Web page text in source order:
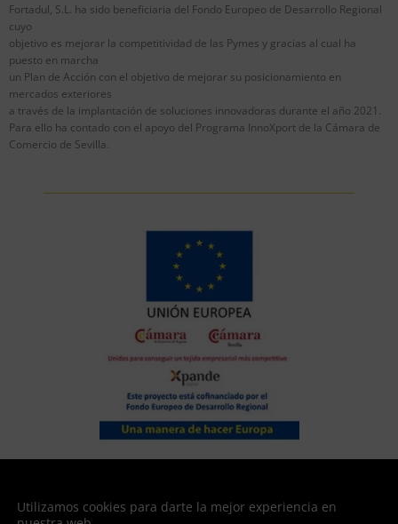
Fortadul, S.L. ha sido beneficiaria del Fondo Europeo de Desarrollo Regional
cuyo
objetivo es mejorar la competitividad de las Pymes y gracias al cual ha
puesto en marcha
un Plan de Acción con el objetivo de mejorar su posicionamiento en
mercados exteriores
a través de la implantación de soluciones innovadoras durante el año 2021.
Para ello ha contado con el apoyo del Programa InnoXport de la Cámara de
Comercio de Sevilla.
Fortadul, s.L. ha sido beneficiaria del Fondo Europeo de Desarrollo Regional
cuyo objetivo es mejorar la competitividad de las Pymes y gracias al cual ha
Utilizamos cookies para darte la mejor experiencia en